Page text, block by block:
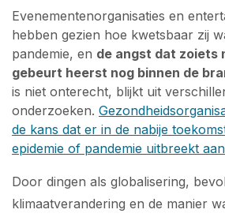
Evenementenorganisaties en
hebben gezien hoe kwetsbaar zij
pandemie, en de angst dat zoiets
gebeurt heerst nog binnen de
is niet onterecht, blijkt uit
onderzoeken.
de kans dat er in de nabije
epidemie of pandemie uitbreekt
Door dingen als globalisering,
klimaatverandering en de manier